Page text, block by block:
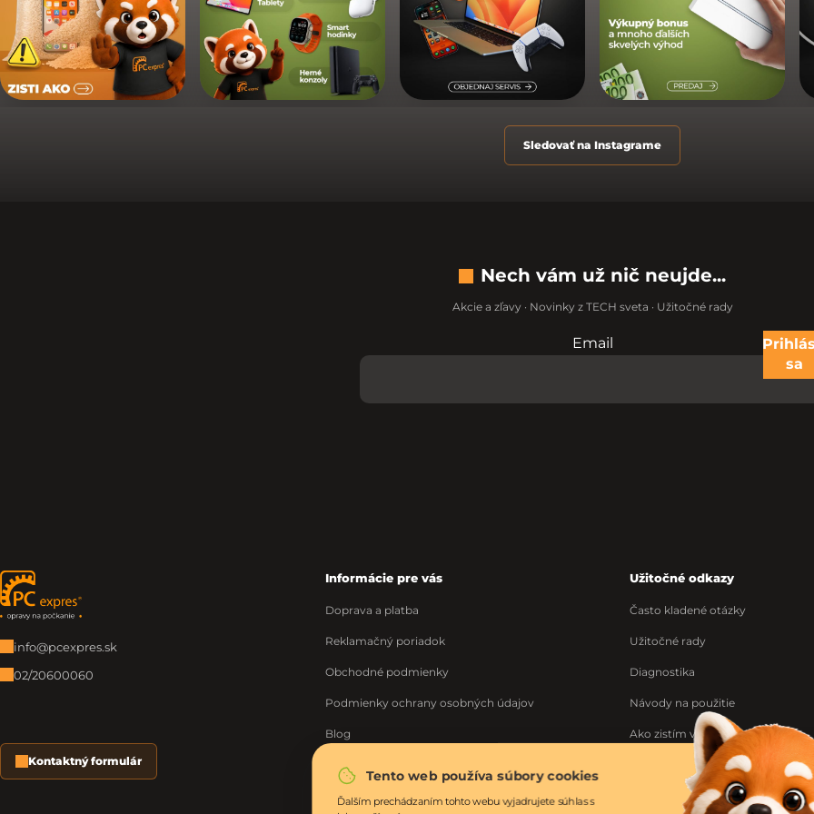
Tento web používa súbory cookies
Ďalším prechádzaním tohto webu vyjadrujete súhlas s
Sledovať na Instagrame
Nech vám už nič neujde...
Akcie a zľavy · Novinky z TECH sveta · Užitočné rady
Nevypĺňajte toto pole:
Email
sa
Zápätie
info@pcexpres.sk
02/20600060
Kontaktný formulár
Informácie pre vás
Doprava a platba
Reklamačný poriadok
Obchodné podmienky
Podmienky ochrany osobných údajov
Blog
O nás
Moja objednávka
Užitočné odkazy
Často kladené otázky
Užitočné rady
Diagnostika
Návody na použitie
Ako zistím výrobné číslo
Ponuka práce